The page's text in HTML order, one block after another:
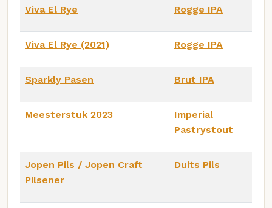
Viva El Rye Rogge IPA
Viva El Rye (2021) Rogge IPA
Sparkly Pasen Brut IPA
Meesterstuk 2023
Imperial
Pastrystout
Jopen Pils / Jopen Craft
Pilsener
Duits Pils